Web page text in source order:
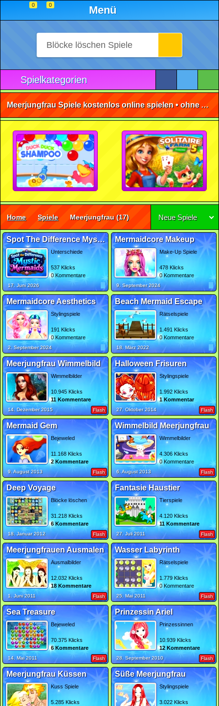
0 0 Menü
Spielkategorien
Meerjungfrau Spiele kostenlos online spielen • ohne Anmeldung 🕹️
Home Spiele Meerjungfrau (17) Neue Spiele
Spot The Difference Mystic Mermaids
Unterschiede
537 Klicks
0 Kommentare
17. Juni 2026
Mermaidcore Makeup
Make-Up Spiele
478 Klicks
0 Kommentare
9. September 2024
Mermaidcore Aesthetics
Stylingspiele
191 Klicks
0 Kommentare
2. September 2024
Beach Mermaid Escape
Rätselspiele
1.491 Klicks
0 Kommentare
18. März 2022
Meerjungfrau Wimmelbild
Wimmelbilder
10.945 Klicks
11 Kommentare
14. Dezember 2015 Flash
Halloween Frisuren
Stylingspiele
1.992 Klicks
1 Kommentar
27. Oktober 2014 Flash
Mermaid Gem
Bejeweled
11.168 Klicks
2 Kommentare
9. August 2013 Flash
Wimmelbild Meerjungfrau
Wimmelbilder
4.306 Klicks
0 Kommentare
6. August 2013 Flash
Deep Voyage
Blöcke löschen
31.218 Klicks
6 Kommentare
18. Januar 2012 Flash
Fantasie Haustier
Tierspiele
4.120 Klicks
11 Kommentare
27. Juli 2011 Flash
Meerjungfrauen Ausmalen
Ausmalbilder
12.032 Klicks
18 Kommentare
1. Juni 2011 Flash
Wasser Labyrinth
Rätselspiele
1.779 Klicks
0 Kommentare
25. Mai 2011 Flash
Sea Treasure
Bejeweled
70.375 Klicks
6 Kommentare
14. Mai 2011 Flash
Prinzessin Ariel
Prinzessinnen
10.939 Klicks
12 Kommentare
28. September 2010 Flash
Meerjungfrau Küssen
Kuss Spiele
5.285 Klicks
Süße Meerjungfrau
Stylingspiele
3.022 Klicks